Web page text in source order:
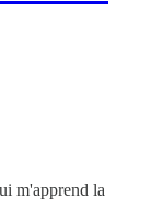
m'apprend la